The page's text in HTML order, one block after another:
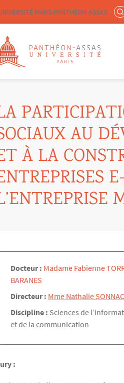
liste site Custom EN
PARIS-PANTHÉON-ASSAS
AU
À LA
Docteur : Madame Fabienne
BARANES
Directeur : Mme Nathalie SONNAC
Discipline : Sciences de
et de la communication
: